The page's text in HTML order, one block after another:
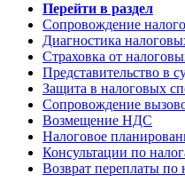
Перейти в раздел
Сопровождение
Диагностика
Страховка от
Представительство в
Защита в налоговых
Сопровождение
Возмещение НДС
Налоговое
Консультации по
Возврат переплаты по